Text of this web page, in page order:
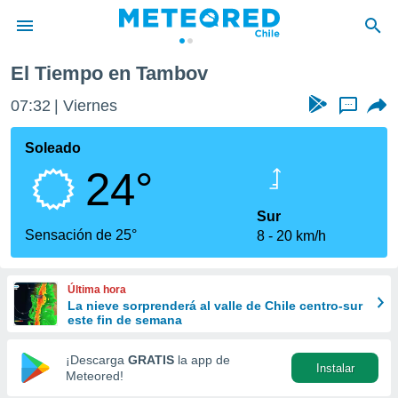
de
por
que se
calidad.
a este
las
y
forma
digital
basada
El Tiempo en Tambov
07:32 Viernes ...
Soleado
24°
Sensación de 25°
Sur
8
20 km/h
Última hora
La nieve sorprenderá al valle de Chile centro-sur
este fin de semana
¡Descarga GRATIS la app de
Meteored!
Instalar